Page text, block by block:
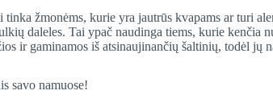
žmonėms, kurie yra jautrūs kvapams ar turi
daleles. Tai ypač naudinga tiems, kurie kenčia
ir gaminamos iš atsinaujinančių šaltinių, todėl jų
savo namuose!